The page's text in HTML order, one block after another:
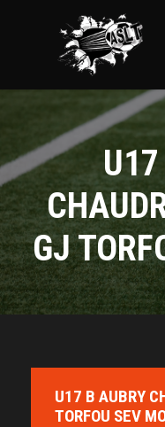
GJ
U17 B AUBRY
TORFOU SEV